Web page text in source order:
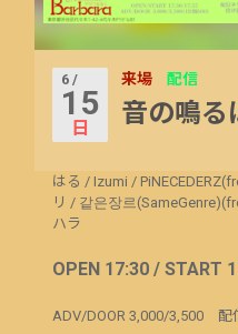
6 /
15
日
来場 配信
音の鳴る
はる / Izumi /
リ / 같은장르
ハラ
OPEN 17:30 / START
ADV/DOOR 3,000/3,500 配